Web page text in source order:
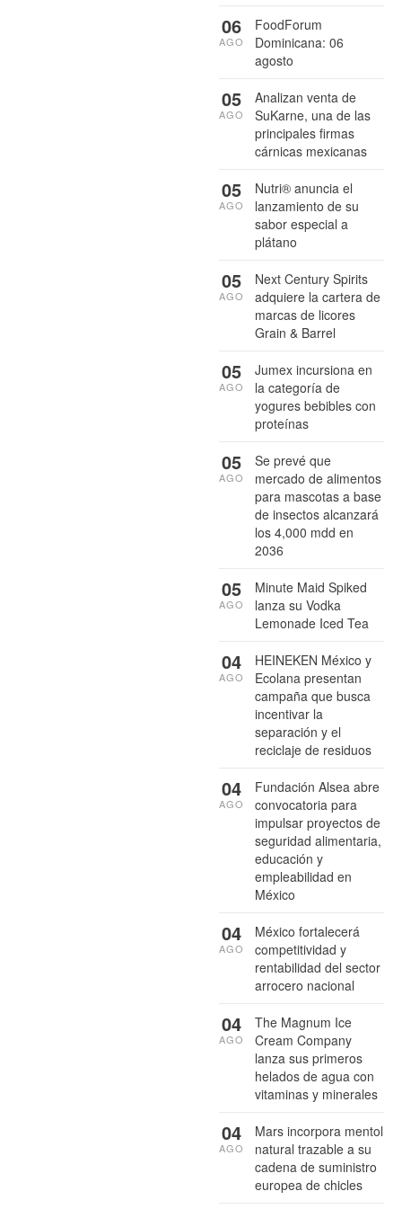
FoodForum
Dominicana: 06
agosto
06
AGO
Analizan venta de
SuKarne, una de las
principales firmas
cárnicas mexicanas
05
AGO
Nutri® anuncia el
lanzamiento de su
sabor especial a
plátano
05
AGO
Next Century Spirits
adquiere la cartera de
marcas de licores
Grain & Barrel
05
AGO
Jumex incursiona en
la categoría de
yogures bebibles con
proteínas
05
AGO
Se prevé que
mercado de alimentos
para mascotas a base
de insectos alcanzará
los 4,000 mdd en
2036
05
AGO
Minute Maid Spiked
lanza su Vodka
Lemonade Iced Tea
05
AGO
HEINEKEN México y
Ecolana presentan
campaña que busca
incentivar la
separación y el
reciclaje de residuos
04
AGO
Fundación Alsea abre
convocatoria para
impulsar proyectos de
seguridad alimentaria,
educación y
empleabilidad en
México
04
AGO
México fortalecerá
competitividad y
rentabilidad del sector
arrocero nacional
04
AGO
The Magnum Ice
Cream Company
lanza sus primeros
helados de agua con
vitaminas y minerales
04
AGO
Mars incorpora mentol
natural trazable a su
cadena de suministro
europea de chicles
04
AGO